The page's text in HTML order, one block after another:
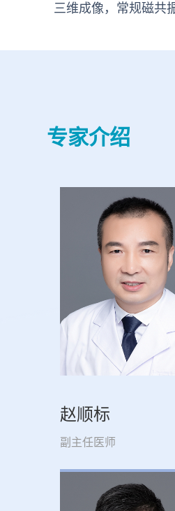
三维成像，常规磁共
专家介绍
赵顺标
副主任医师